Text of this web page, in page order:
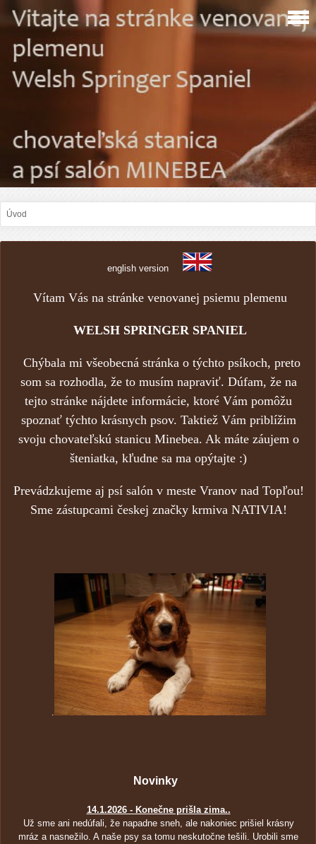
Úvod
english version
Vítam Vás na stránke venovanej psiemu plemenu
WELSH SPRINGER SPANIEL
Chýbala mi všeobecná stránka o týchto psíkoch, preto
som sa rozhodla, že to musím napraviť. Dúfam, že na
tejto stránke nájdete informácie, ktoré Vám pomôžu
spoznať týchto krásnych psov. Taktiež Vám priblížim
svoju chovateľskú stanicu Minebea. Ak máte záujem o
šteniatka, kľudne sa ma opýtajte :)
Prevádzkujeme aj psí salón v meste Vranov nad Topľou!
Sme zástupcami českej značky krmiva NATIVIA!
.
Novin ky
14.1.2026 - Konečne prišla zima..
Už sme ani nedúfali, že napadne sneh, ale nakoniec prišiel krásny
mráz a nasnežilo. A naše psy sa tomu neskutočne tešili. Urobili sme